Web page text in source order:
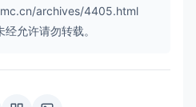
archives/4405.html
允许请勿转载。